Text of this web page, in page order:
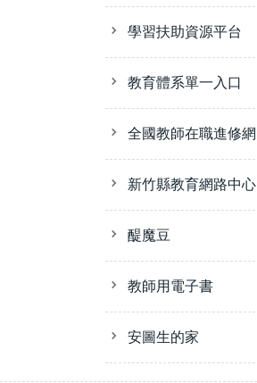
學習扶助資源平台
教育體系單一入口
全國教師在職進修網
新竹縣教育網路中心
醍魔豆
教師用電子書
安圖生的家